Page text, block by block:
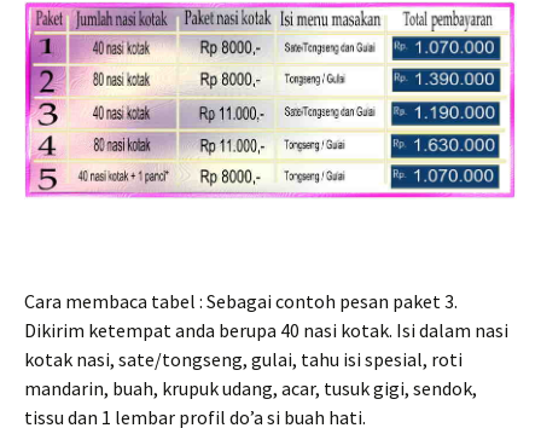
Cara membaca tabel : Sebagai contoh pesan paket 3.
Dikirim ketempat anda berupa 40 nasi kotak. Isi dalam nasi
kotak nasi, sate/tongseng, gulai, tahu isi spesial, roti
mandarin, buah, krupuk udang, acar, tusuk gigi, sendok,
tissu dan 1 lembar profil do’a si buah hati.